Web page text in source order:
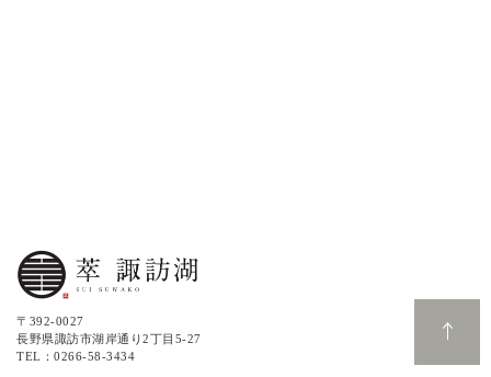
〒392-0027
長野県諏訪市湖岸通り2丁目5-27
TEL：0266-58-3434